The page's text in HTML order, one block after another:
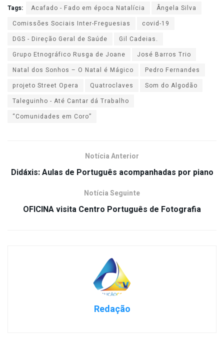
Tags: Acafado - Fado em época Natalícia
Ângela Silva
Comissões Sociais Inter-Freguesias
covid-19
DGS - Direção Geral de Saúde
Gil Cadeias.
Grupo Etnográfico Rusga de Joane
José Barros Trio
Natal dos Sonhos – O Natal é Mágico
Pedro Fernandes
projeto Street Opera
Quatroclaves
Som do Algodão
Taleguinho - Até Cantar dá Trabalho
“Comunidades em Coro”
Notícia Anterior
Didáxis: Aulas de Português acompanhadas por piano
Notícia Seguinte
OFICINA visita Centro Português de Fotografia
Redação